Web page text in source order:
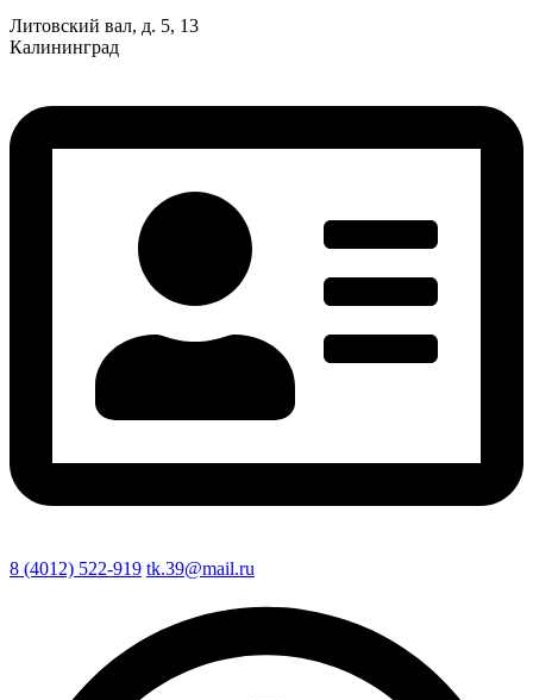
Литовский вал, д. 5, 13
Калининград
8 (4012) 522-919 tk.39@mail.ru